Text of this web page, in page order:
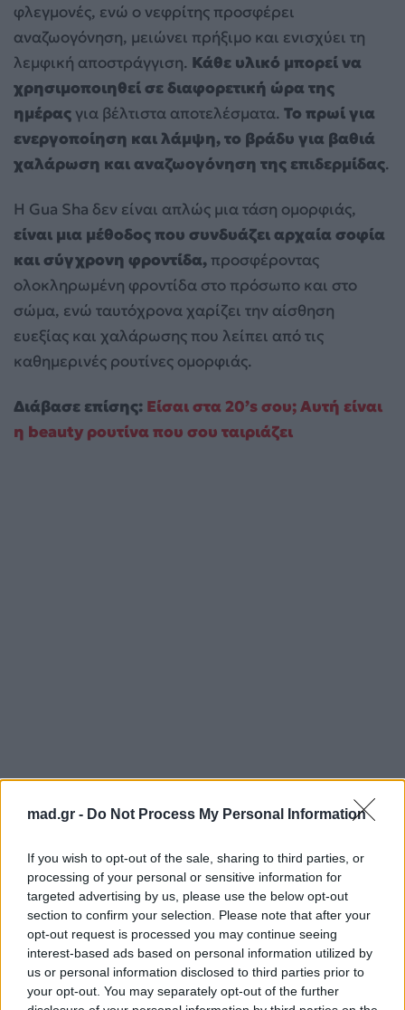
mad.gr - Do Not Process My Personal Information
If you wish to opt-out of the sale, sharing to third parties, or
processing of your personal or sensitive information for
targeted advertising by us, please use the below opt-out
section to confirm your selection. Please note that after your
opt-out request is processed you may continue seeing
interest-based ads based on personal information utilized by
us or personal information disclosed to third parties prior to
your opt-out. You may separately opt-out of the further
φλεγμονές, ενώ ο νεφρίτης προσφέρει
αναζωογόνηση, μειώνει πρήξιμο και ενισχύει τη
λεμφική αποστράγγιση. Κάθε υλικό μπορεί να
χρησιμοποιηθεί σε διαφορετική ώρα της
ημέρας για βέλτιστα αποτελέσματα. Το πρωί για
ενεργοποίηση και λάμψη, το βράδυ για βαθιά
χαλάρωση και αναζωογόνηση της επιδερμίδας.
Η Gua Sha δεν είναι απλώς μια τάση ομορφιάς,
είναι μια μέθοδος που συνδυάζει αρχαία σοφία
και σύγχρονη φροντίδα, προσφέροντας
ολοκληρωμένη φροντίδα στο πρόσωπο και στο
σώμα, ενώ ταυτόχρονα χαρίζει την αίσθηση
ευεξίας και χαλάρωσης που λείπει από τις
καθημερινές ρουτίνες ομορφιάς.
Διάβασε επίσης: Είσαι στα 20’s σου; Αυτή είναι
η beauty ρουτίνα που σου ταιριάζει